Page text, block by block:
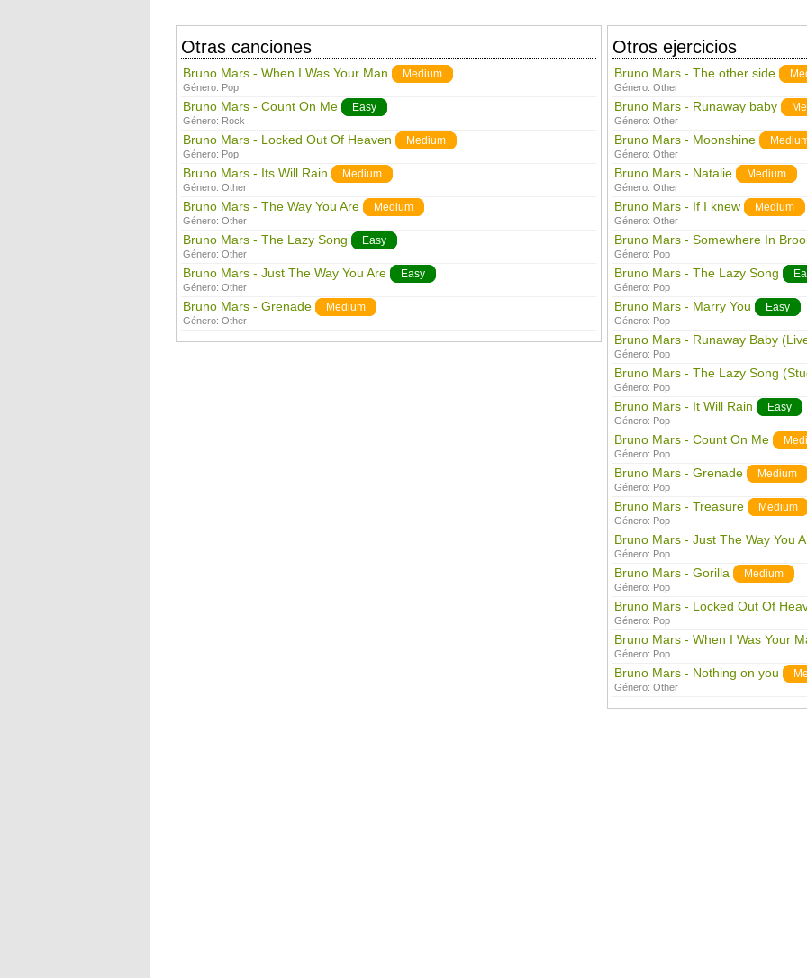
Otras canciones
Bruno Mars - When I Was Your Man Medium
Género: Pop
Bruno Mars - Count On Me Easy
Género: Rock
Bruno Mars - Locked Out Of Heaven Medium
Género: Pop
Bruno Mars - Its Will Rain Medium
Género: Other
Bruno Mars - The Way You Are Medium
Género: Other
Bruno Mars - The Lazy Song Easy
Género: Other
Bruno Mars - Just The Way You Are Easy
Género: Other
Bruno Mars - Grenade Medium
Género: Other
Otros ejercicios
Bruno Mars - The other side
Género: Other
Bruno Mars - Runaway baby
Género: Other
Bruno Mars - Moonshine
Género: Other
Bruno Mars - Natalie Medium
Género: Other
Bruno Mars - If I knew Medium
Género: Other
Bruno Mars - Somewhere In
Género: Pop
Bruno Mars - The Lazy Song
Género: Pop
Bruno Mars - Marry You Easy
Género: Pop
Bruno Mars - Runaway Baby
Género: Pop
Bruno Mars - The Lazy Song
Género: Pop
Bruno Mars - It Will Rain Easy
Género: Pop
Bruno Mars - Count On Me
Género: Pop
Bruno Mars - Grenade Medium
Género: Pop
Bruno Mars - Treasure Medium
Género: Pop
Bruno Mars - Just The Way You
Género: Pop
Bruno Mars - Gorilla Medium
Género: Pop
Bruno Mars - Locked Out Of
Género: Pop
Bruno Mars - When I Was Your
Género: Pop
Bruno Mars - Nothing on you
Género: Other